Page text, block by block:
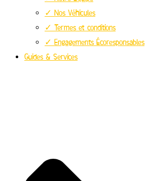
✓ Nos Véhicules
✓ Termes et conditions
✓ Engagements Écoresponsables
Guides & Services